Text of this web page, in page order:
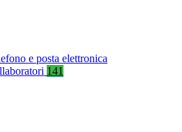
e posta elettronica
141